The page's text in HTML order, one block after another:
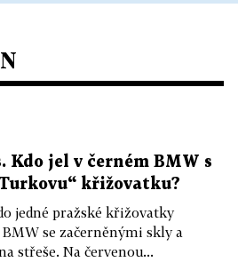
Kdo jel v černém BMW s
křižovatku?
jedné pražské křižovatky
se začerněnými skly a
střeše. Na červenou...